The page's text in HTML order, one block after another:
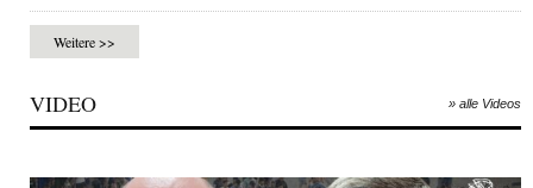
Weitere >>
VIDEO » alle Videos